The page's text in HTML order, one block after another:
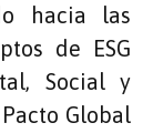
hacia las
de ESG
Social y
Global